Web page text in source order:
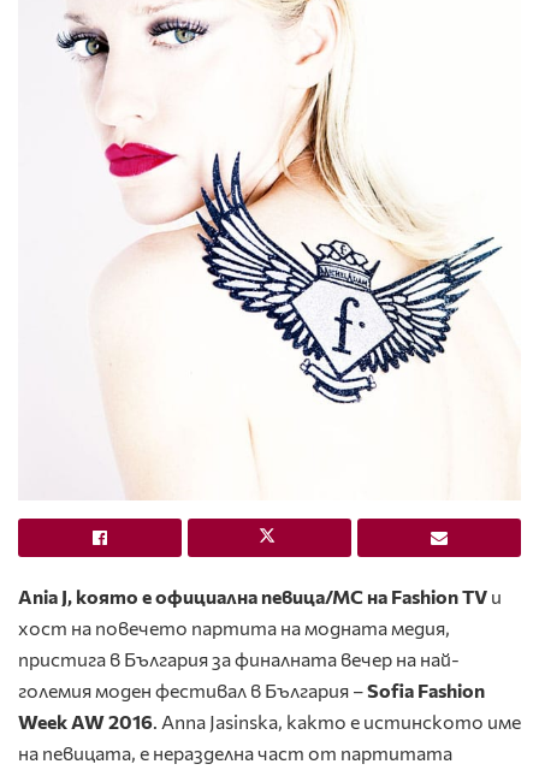
Ania J, която е официална певица/МС на Fashion TV и
хост на повечето партита на модната медия,
пристига в България за финалната вечер на най-
големия моден фестивал в България –Sofia Fashion
Week AW 2016 . Anna Jasinska, както е истинското име
на певицата, е неразделна част от партитата